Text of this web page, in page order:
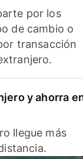
por los
de cambio o
transacción
y ahorra
llegue más